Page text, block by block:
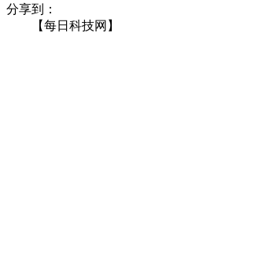
分享到：
【每日科技网】